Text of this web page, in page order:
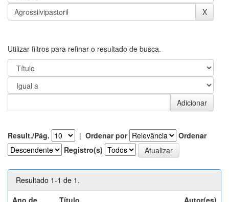
Utilizar filtros para refinar o resultado de busca.
Result./Pág. | Ordenar por
Ordenar
Registro(s)
Resultado 1-1 de 1.
Ano de
Título Autor(es)